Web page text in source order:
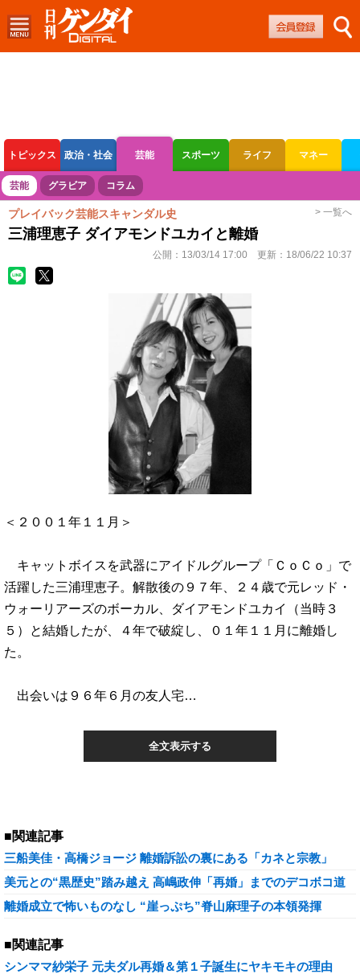
トピックス 政治・社会 芸能 スポーツ ライフ マネー
ボートレース 競輪 オートレース
芸能 グラビア コラム
プレイバック芸能スキャンダル史 > 一覧へ
三浦理恵子 ダイアモンドユカイと離婚
公開： 13/03/14 17:00 更新： 18/06/22 10:37
＜２００１年１１月＞
キャットボイスを武器にアイドルグループ「ＣｏＣｏ」で
活躍した三浦理恵子。解散後の９７年、２４歳で元レッド・
ウォーリアーズのボーカル、ダイアモンドユカイ（当時３
５）と結婚したが、４年で破綻し、０１年１１月に離婚し
た。
出会いは９６年６月の友人宅…
全文表示する
■関連記事
三船美佳・高橋ジョージ 離婚訴訟の裏にある「カネと宗教」
美元との“黒歴史”踏み越え 高嶋政伸「再婚」までのデコボコ道
離婚成立で怖いものなし “崖っぷち”脊山麻理子の本領発揮
■関連記事
シンママ紗栄子 元夫ダル再婚＆第１子誕生にヤキモキの理由